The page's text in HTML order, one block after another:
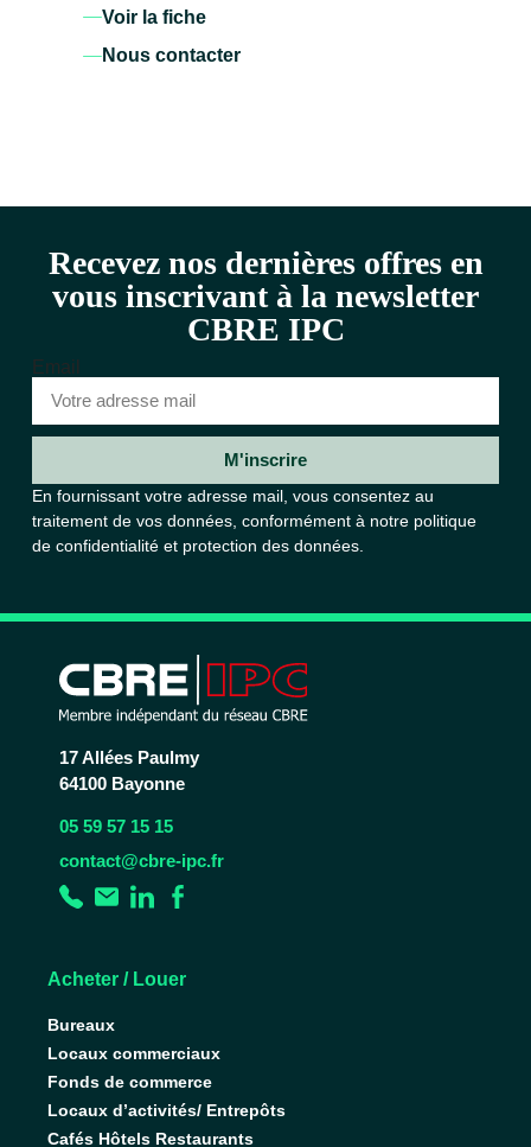
Voir la fiche
Nous contacter
Recevez nos dernières offres en
vous inscrivant à la newsletter
CBRE IPC
Email
M'inscrire
En fournissant votre adresse mail, vous consentez au
traitement de vos données, conformément à notre politique
de confidentialité et protection des données.
17 Allées Paulmy
64100 Bayonne
05 59 57 15 15
contact@cbre-ipc.fr
Acheter / Louer
Bureaux
Locaux commerciaux
Fonds de commerce
Locaux d’activités/ Entrepôts
Cafés Hôtels Restaurants